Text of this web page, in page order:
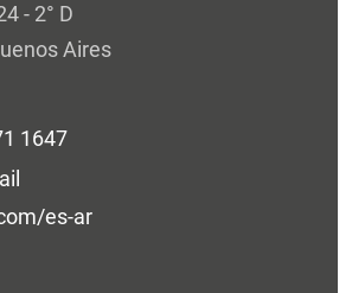
- 2° D
Aires
1647
es-ar